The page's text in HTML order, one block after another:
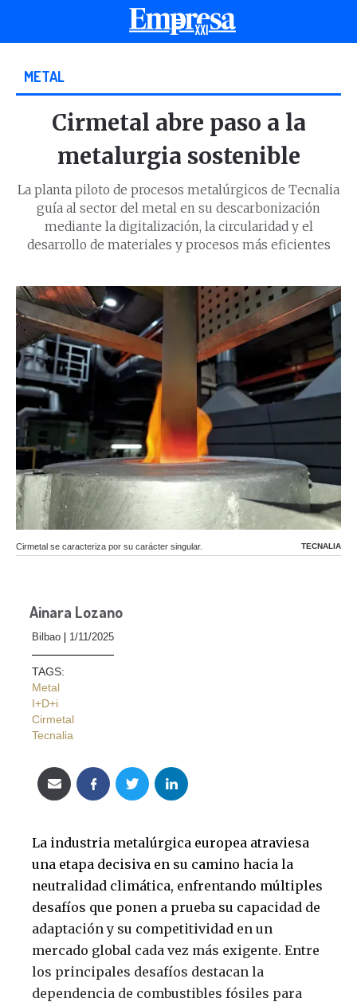
METAL
Cirmetal abre paso a la
metalurgia sostenible
La planta piloto de procesos metalúrgicos de Tecnalia
guía al sector del metal en su descarbonización
mediante la digitalización, la circularidad y el
desarrollo de materiales y procesos más eficientes
Cirmetal se caracteriza por su carácter singular. TECNALIA
Ainara Lozano
Bilbao 1/11/2025
TAGS:
Metal
I+D+i
Cirmetal
Tecnalia
La industria metalúrgica europea atraviesa
una etapa decisiva en su camino hacia la
neutralidad climática, enfrentando múltiples
desafíos que ponen a prueba su capacidad de
adaptación y su competitividad en un
mercado global cada vez más exigente. Entre
los principales desafíos destacan la
dependencia de combustibles fósiles para